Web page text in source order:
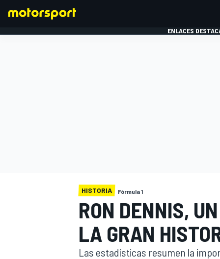
ENLACES
HISTORIA Fórmula 1
RON DENNIS,
LA GRAN
Las estadísticas resumen la